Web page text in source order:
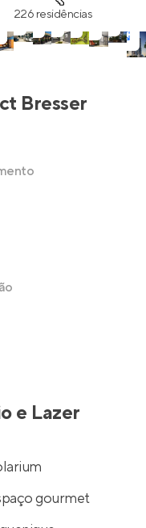
226 residências
Bresser
e Lazer
gourmet